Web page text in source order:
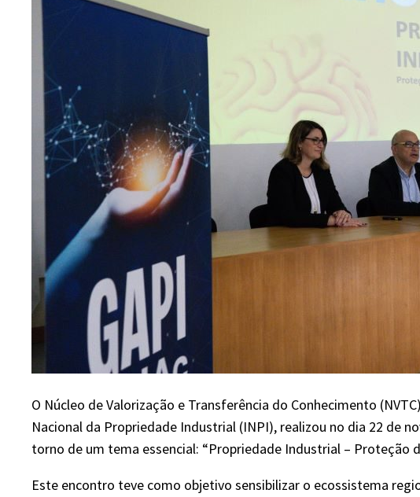
O Núcleo de Valorização e Transferência do Conhecimento
Nacional da Propriedade Industrial (INPI), realizou no dia 22 de
torno de um tema essencial: “Propriedade Industrial – Proteção
Este encontro teve como objetivo sensibilizar o ecossistema